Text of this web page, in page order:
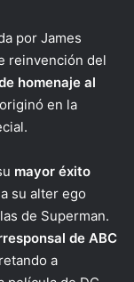
por James
reinvención del
homenaje al
en la
mayor éxito
su alter ego
de Superman.
de ABC
a